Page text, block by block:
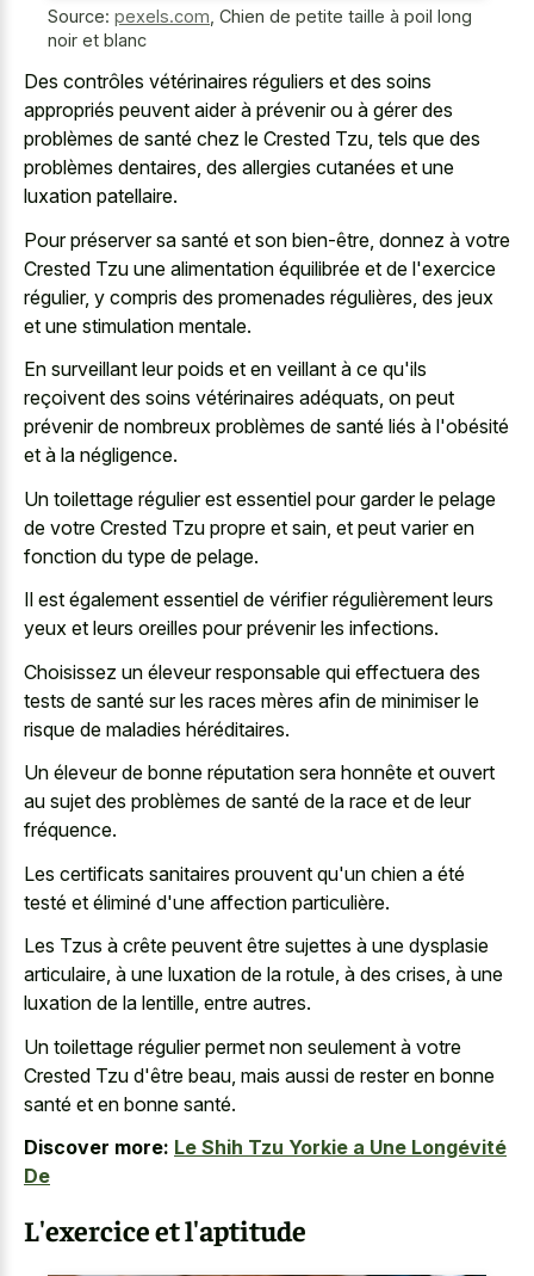
Source: pexels.com Chien de petite taille à poil long
noir et blanc
Des contrôles vétérinaires réguliers et des soins
appropriés peuvent aider à prévenir ou à gérer des
problèmes de santé chez le Crested Tzu, tels que des
problèmes dentaires, des allergies cutanées et une
luxation patellaire.
Pour préserver sa santé et son bien-être, donnez à votre
Crested Tzu une alimentation équilibrée et de l'exercice
régulier, y compris des promenades régulières, des jeux
et une stimulation mentale.
En surveillant leur poids et en veillant à ce qu'ils
reçoivent des soins vétérinaires adéquats, on peut
prévenir de nombreux problèmes de santé liés à l'obésité
et à la négligence.
Un toilettage régulier est essentiel pour garder le pelage
de votre Crested Tzu propre et sain, et peut varier en
fonction du type de pelage.
Il est également essentiel de vérifier régulièrement leurs
yeux et leurs oreilles pour prévenir les infections.
Choisissez un éleveur responsable qui effectuera des
tests de santé sur les races mères afin de minimiser le
risque de maladies héréditaires.
Un éleveur de bonne réputation sera honnête et ouvert
au sujet des problèmes de santé de la race et de leur
fréquence.
Les certificats sanitaires prouvent qu'un chien a été
testé et éliminé d'une affection particulière.
Les Tzus à crête peuvent être sujettes à une dysplasie
articulaire, à une luxation de la rotule, à des crises, à une
luxation de la lentille, entre autres.
Un toilettage régulier permet non seulement à votre
Crested Tzu d'être beau, mais aussi de rester en bonne
santé et en bonne santé.
Discover more: Le Shih Tzu Yorkie a Une Longévité
De
L'exercice et l'aptitude